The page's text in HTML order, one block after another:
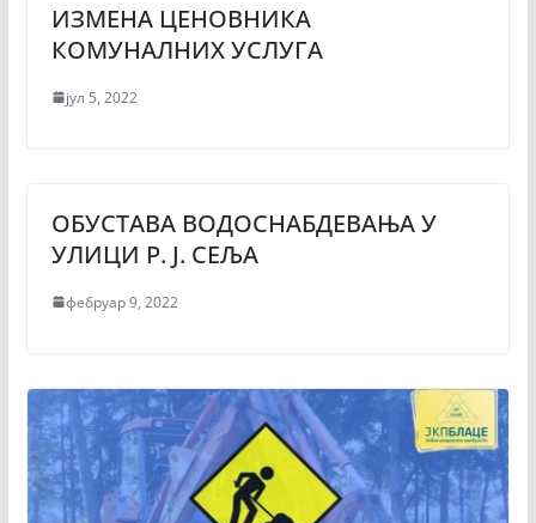
ИЗМЕНА ЦЕНОВНИКА
КОМУНАЛНИХ УСЛУГА
јул 5, 2022
ОБУСТАВА ВОДОСНАБДЕВАЊА У
УЛИЦИ Р. Ј. СЕЉА
фебруар 9, 2022